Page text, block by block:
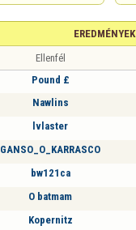
EREDMÉNYEK
Ellenfél
Pound £
Nawlins
lvlaster
GANSO_O_KARRASCO
bw121ca
O batmam
Kopernitz